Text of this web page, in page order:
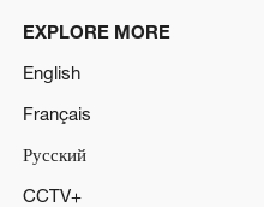
EXPLORE MORE
English
Français
Русский
CCTV+